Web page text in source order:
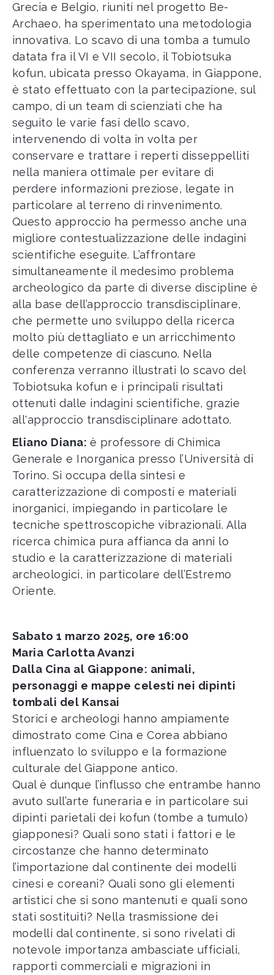
Grecia e Belgio, riuniti nel progetto Be-
Archaeo, ha sperimentato una metodologia
innovativa. Lo scavo di una tomba a tumulo
datata fra il VI e VII secolo, il Tobiotsuka
kofun, ubicata presso Okayama, in Giappone,
è stato effettuato con la partecipazione, sul
campo, di un team di scienziati che ha
seguito le varie fasi dello scavo,
intervenendo di volta in volta per
conservare e trattare i reperti disseppelliti
nella maniera ottimale per evitare di
perdere informazioni preziose, legate in
particolare al terreno di rinvenimento.
Questo approccio ha permesso anche una
migliore contestualizzazione delle indagini
scientifiche eseguite. L’affrontare
simultaneamente il medesimo problema
archeologico da parte di diverse discipline è
alla base dell’approccio transdisciplinare,
che permette uno sviluppo della ricerca
molto più dettagliato e un arricchimento
delle competenze di ciascuno. Nella
conferenza verranno illustrati lo scavo del
Tobiotsuka kofun e i principali risultati
ottenuti dalle indagini scientifiche, grazie
all'approccio transdisciplinare adottato.
Eliano Diana: è professore di Chimica
Generale e Inorganica presso l’Università di
Torino. Si occupa della sintesi e
caratterizzazione di composti e materiali
inorganici, impiegando in particolare le
tecniche spettroscopiche vibrazionali. Alla
ricerca chimica pura affianca da anni lo
studio e la caratterizzazione di materiali
archeologici, in particolare dell’Estremo
Oriente.
Sabato 1 marzo 2025, ore 16:00
Maria Carlotta Avanzi
Dalla Cina al Giappone: animali,
personaggi e mappe celesti nei dipinti
tombali del Kansai
Storici e archeologi hanno ampiamente
dimostrato come Cina e Corea abbiano
influenzato lo sviluppo e la formazione
culturale del Giappone antico.
Qual è dunque l’influsso che entrambe hanno
avuto sull’arte funeraria e in particolare sui
dipinti parietali dei kofun (tombe a tumulo)
giapponesi? Quali sono stati i fattori e le
circostanze che hanno determinato
l’importazione dal continente dei modelli
cinesi e coreani? Quali sono gli elementi
artistici che si sono mantenuti e quali sono
stati sostituiti? Nella trasmissione dei
modelli dal continente, si sono rivelati di
notevole importanza ambasciate ufficiali,
rapporti commerciali e migrazioni in